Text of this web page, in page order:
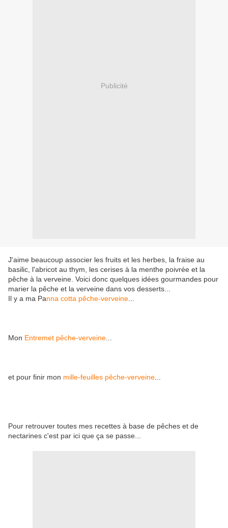
Publicité
J'aime beaucoup associer les fruits et les herbes, la fraise au
basilic, l'abricot au thym, les cerises à la menthe poivrée et la
pêche à la verveine. Voici donc quelques idées gourmandes pour
marier la pêche et la verveine dans vos desserts...
Il y a ma Panna cotta pêche-verveine
Mon Entremet pêche-verveine
et pour finir mon mille-feuilles pêche-verveine
Pour retrouver toutes mes recettes à base de pêches et de
nectarines c'est par ici que ça se passe...